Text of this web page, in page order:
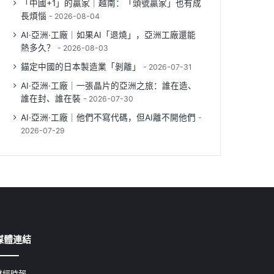
「中國+1」的贏家｜越南：「頭號贏家」也有成
長煩惱
2026-08-04
AI·亞洲·工廠｜如果AI「退燒」，亞洲工廠還能
熱多久？
2026-08-03
錨定中國的日本製造業「剝離」 2026-07-31
AI·亞洲·工廠｜一張晶片的亞洲之旅：誰在造、
誰在封、誰在裝
2026-07-30
AI·亞洲·工廠｜他們不寫代碼，但AI離不開他們
2026-07-29
體連結